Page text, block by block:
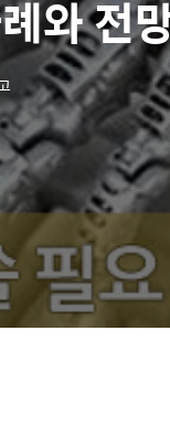
와 전